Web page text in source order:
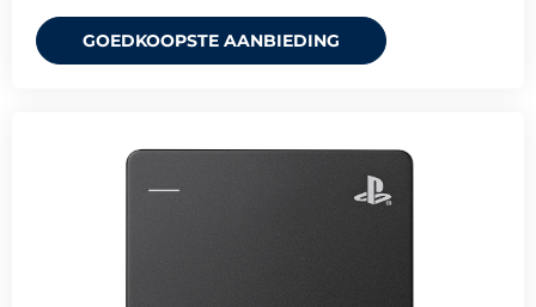
GOEDKOOPSTE AANBIEDING